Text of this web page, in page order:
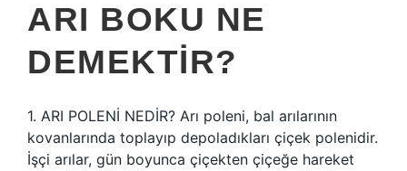
ARI BOKU NE
DEMEKTIR?
1. ARI POLENİ NEDİR? Arı poleni, bal arılarının
kovanlarında toplayıp depoladıkları çiçek polenidir.
İşçi arılar, gün boyunca çiçekten çiçeğe hareket